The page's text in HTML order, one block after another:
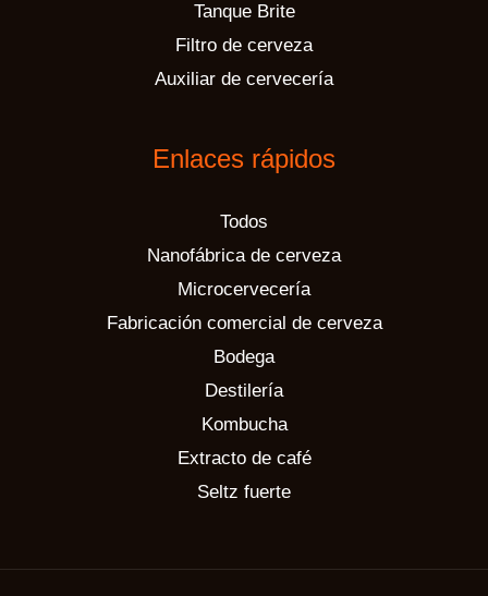
Tanque Brite
Filtro de cerveza
Auxiliar de cervecería
Enlaces rápidos
Todos
Nanofábrica de cerveza
Microcervecería
Fabricación comercial de cerveza
Bodega
Destilería
Kombucha
Extracto de café
Seltz fuerte